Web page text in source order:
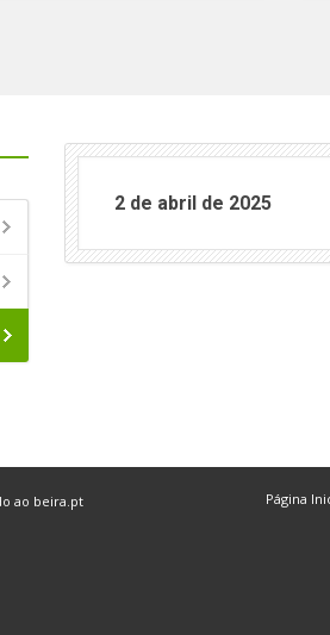
2 de abril de 2025
ao beira.pt Página